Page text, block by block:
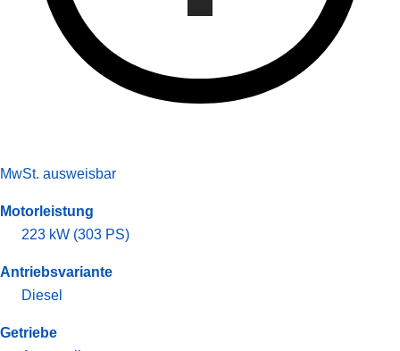
MwSt. ausweisbar
Motorleistung
223 kW (303 PS)
Antriebsvariante
Diesel
Getriebe